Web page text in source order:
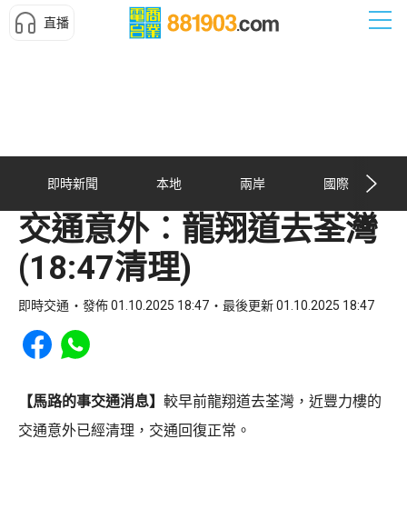
直播
即時新聞 本地 兩岸 國際
交通意外︰龍翔道去荃灣
(18:47清理)
即時交通 發佈 01.10.2025 18:47 最後更新 01.10.2025 18:47
Share to Facebook
Share to WhatsApp
【馬路的事交通消息】 較早前龍翔道去荃灣，近豐力樓的
交通意外已經清理，交通回復正常。